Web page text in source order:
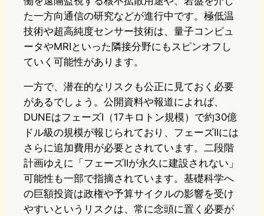
た一方向通信の研究などが進行中です。極低温
技術や超高純度センサー技術は、量子コンピュ
ータやMRIといった隣接分野にもスピンオフし
ていく可能性があります。
一方で、潜在的なリスクも公正に見ておく必要
があるでしょう。公開資料や報道によれば、
DUNEはフェーズI（17キロトン規模）で約30億
ドル級の規模が報じられており、フェーズIIには
さらに追加費用が必要とされています。二段階
計画ゆえに「フェーズIIが永久に建設されない」
可能性も一部で指摘されています。基礎科学へ
の巨額投資は政権や予算サイクルの影響を受け
やすいというリスクは、常に念頭に置く必要が